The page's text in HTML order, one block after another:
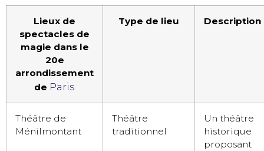
Lieux de
spectacles de
magie dans le
20e
arrondissement
de Paris
Type de lieu Description
Théâtre de
Ménilmontant
Théâtre
traditionnel
Un théâtre
historique
proposant